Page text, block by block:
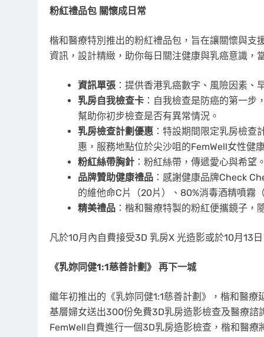
粉紅禮品包 關懷成日常
楷和醫療特別推出的粉紅禮品包，旨在讓關懷與支
資訊，設計精緻，助你每日關注健康與乳癌意識，
資訊單張 ：提供香港乳癌數字、風險因素
乳房自我檢查卡 ：自我檢查是防癌的第一步
幫助你初步檢查是否有異常情況。
乳房檢查計劃優惠 ：特設期間限定乳房檢
惠，服務地點位於尖沙咀的FemWell女性健
粉紅絲帶胸針 ：粉紅絲帶，傳遞愛心與希望
品牌贊助健康禮品 ：感謝健康品牌Check
的維他命C片（20片）、80%消毒酒精噴霧
精美禮品 ：楷和醫療特製的粉紅便攜鏡子，
凡於10月內自費接受3D 乳房X 光造影或於10月13
《乳妳同健1:1慈善計劃》 再下一城
繼年初推出的《乳妳同健1:1慈善計劃》，楷和醫
基層婦女送出300份免費3D乳房造影檢查及醫療
FemWell自費進行一個3D乳房造影檢查，楷和醫